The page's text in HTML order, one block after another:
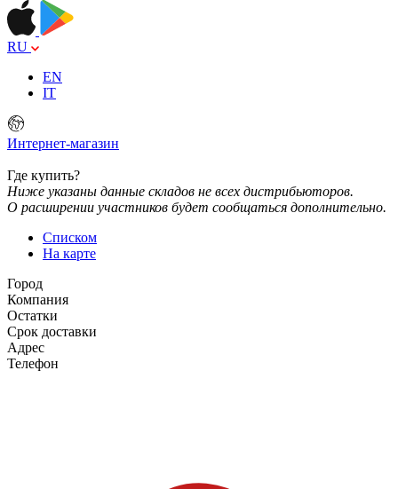
RU
EN
IT
Интернет-магазин
Где купить?
Ниже указаны данные складов не всех дистрибьюторов.
О расширении участников будет сообщаться дополнительно.
Списком
На карте
Город
Компания
Остатки
Срок доставки
Адрес
Телефон